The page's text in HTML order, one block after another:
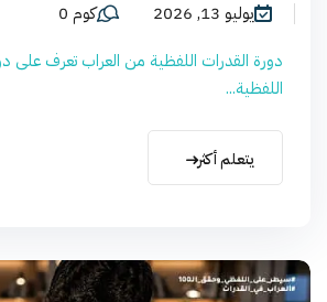
يوليو 13, 2026
كوم 0
دورة القدرات اللفظية من العراب تعرف على
اللفظية...
يتعلم أكثر